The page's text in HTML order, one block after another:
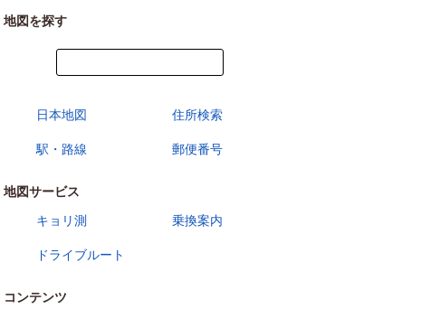
地図を探す
日本地図 住所検索
駅・路線 郵便番号
地図サービス
キョリ測
乗換案内
ドライブルート
コンテンツ